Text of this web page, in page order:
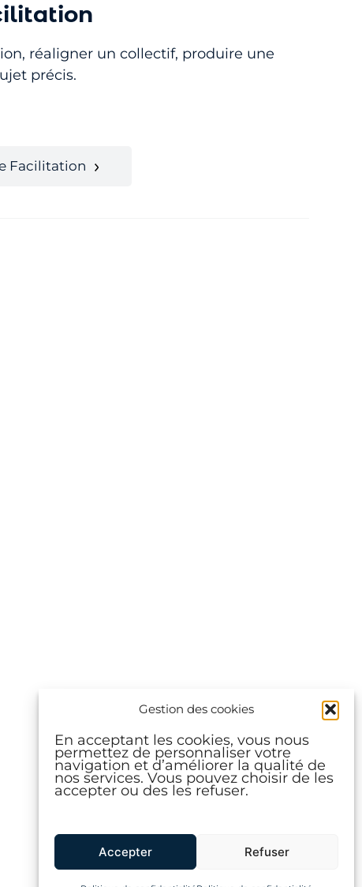
Gestion des cookies
En acceptant les cookies, vous nous
permettez de personnaliser votre
navigation et d’améliorer la qualité de
nos services. Vous pouvez choisir de les
accepter ou des les refuser.
Accepter Refuser
réaligner un collectif, produire une
précis.
Facilitation